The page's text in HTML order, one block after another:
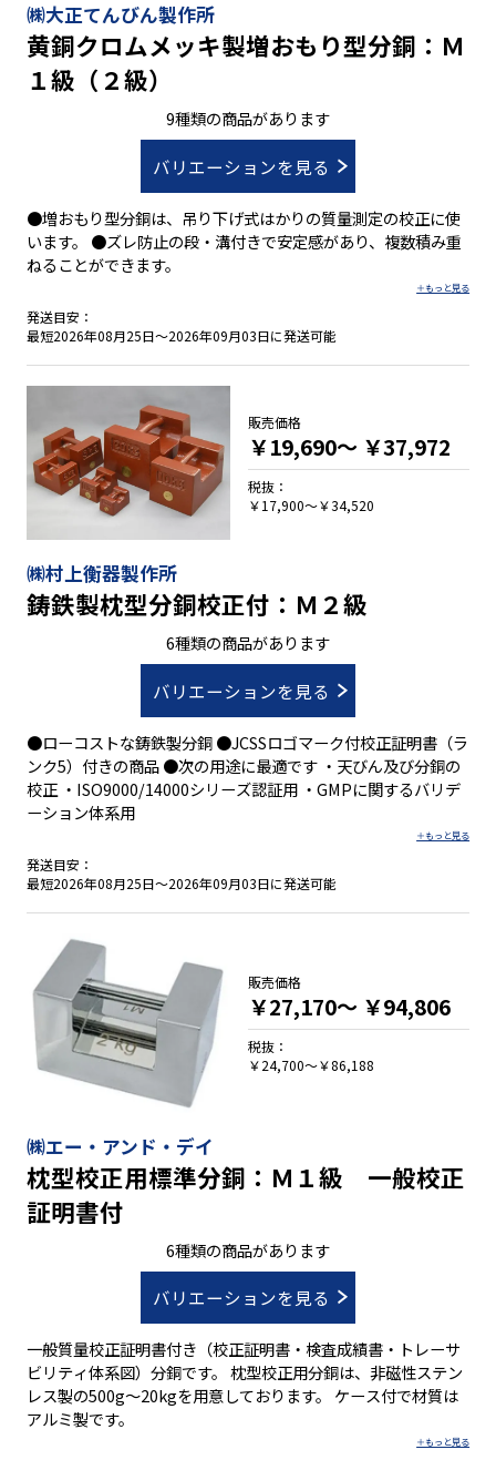
㈱大正てんびん製作所
黄銅クロムメッキ製増おもり型分銅：Ｍ
１級（２級）
9種類の商品があります
バリエーションを見る
●増おもり型分銅は、吊り下げ式はかりの質量測定の校正に使
います。 ●ズレ防止の段・溝付きで安定感があり、複数積み重
ねることができます。
発送目安：
最短2026年08月25日～2026年09月03日に発送可能
㈱村上衡器製作所
鋳鉄製枕型分銅校正付：Ｍ２級
6種類の商品があります
バリエーションを見る
●ローコストな鋳鉄製分銅 ●JCSSロゴマーク付校正証明書（ラ
ンク5）付きの商品 ●次の用途に最適です ・天びん及び分銅の
校正 ・ISO9000/14000シリーズ認証用 ・GMPに関するバリデ
ーション体系用
発送目安：
最短2026年08月25日～2026年09月03日に発送可能
販売価格
￥19,690～ ￥37,972
税抜：
￥17,900～￥34,520
㈱エー・アンド・デイ
枕型校正用標準分銅：Ｍ１級 一般校正
証明書付
6種類の商品があります
バリエーションを見る
一般質量校正証明書付き（校正証明書・検査成績書・トレーサ
ビリティ体系図）分銅です。 枕型校正用分銅は、非磁性ステン
レス製の500g～20kgを用意しております。 ケース付で材質は
アルミ製です。
販売価格
￥27,170～ ￥94,806
税抜：
￥24,700～￥86,188